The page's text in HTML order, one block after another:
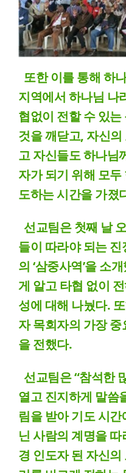
또한 이를 통해 하
지역에서 하나님 나
협없이 전할 수 있
것을 깨닫고, 자신
고 자신들도 하나님
자가 되기 위해 모
도하는 시간을 가졌
선교팀은 첫째 날
들이 따라야 되는
의 ‘삼중사역’을 소
게 알고 타협 없이
성에 대해 나눴다.
자 목회자의 가장
을 전했다.
선교팀은 “참석한
열고 진지하게 말씀
림을 받아 기도 시
닌 사람의 계명을
경 인도자 된 자신